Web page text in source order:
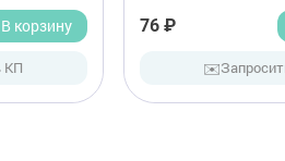
В корзину
КП
76 ₽
✉️